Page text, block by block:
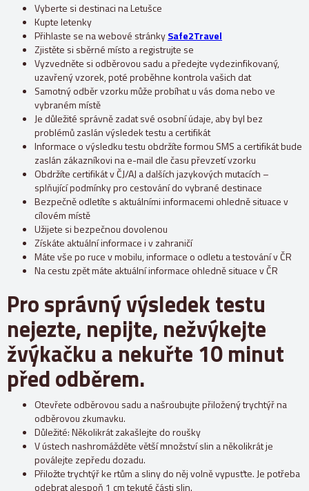
Vyberte si destinaci na Letušce
Kupte letenky
Přihlaste se na webové stránkySafe2Travel
Zjistěte si sběrné místo a registrujte se
Vyzvedněte si odběrovou sadu a předejte vydezinfikovaný,
uzavřený vzorek, poté proběhne kontrola vašich dat
Samotný odběr vzorku může probíhat u vás doma nebo ve
vybraném místě
Je důležité správně zadat své osobní údaje, aby byl bez
problémů zaslán výsledek testu a certifikát
Informace o výsledku testu obdržíte formou SMS a certifikát bude
zaslán zákazníkovi na e-mail dle času převzetí vzorku
Obdržíte certifikát v ČJ/AJ a dalších jazykových mutacích –
splňující podmínky pro cestování do vybrané destinace
Bezpečně odletíte s aktuálními informacemi ohledně situace v
cílovém místě
Užijete si bezpečnou dovolenou
Získáte aktuální informace i v zahraničí
Máte vše po ruce v mobilu, informace o odletu a testování v ČR
Na cestu zpět máte aktuální informace ohledně situace v ČR
Pro správný výsledek testu
nejezte, nepijte, nežvýkejte
žvýkačku a nekuřte 10 minut
před odběrem.
Otevřete odběrovou sadu a našroubujte přiložený trychtýř na
odběrovou zkumavku.
Důležité: Několikrát zakašlejte do roušky
V ústech nashromážděte větší množství slin a několikrát je
poválejte zepředu dozadu.
Přiložte trychtýř ke rtům a sliny do něj volně vypusťte. Je potřeba
odebrat alespoň 1 cm tekuté části slin.